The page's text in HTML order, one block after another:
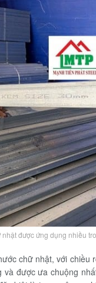
được ứng dụng nhiều
chữ nhật, với
được ưa chuộng